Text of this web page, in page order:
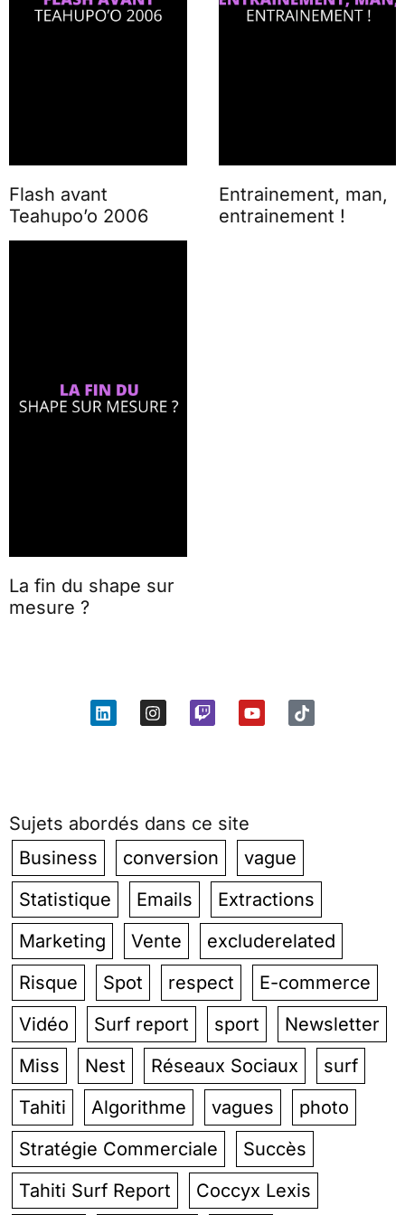
Flash avant
Teahupo’o 2006
Entrainement, man,
entrainement !
La fin du shape sur
mesure ?
Sujets abordés dans ce site
Business
conversion
vague
Statistique
Emails
Extractions
Marketing
Vente
excluderelated
Risque
Spot respect
E-commerce
Vidéo
Surf report sport
Newsletter
Miss
Nest Réseaux Sociaux
surf
Tahiti
Algorithme vagues
photo
Stratégie Commerciale
Succès
Tahiti Surf Report
Coccyx Lexis